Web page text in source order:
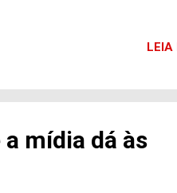
de 2005, conta, hoje, com
de Goiânia Anhanguera, Serra
são realizadas
dos visitantes foi trazer o
do baile “De volta
LEIA
mídia dá às